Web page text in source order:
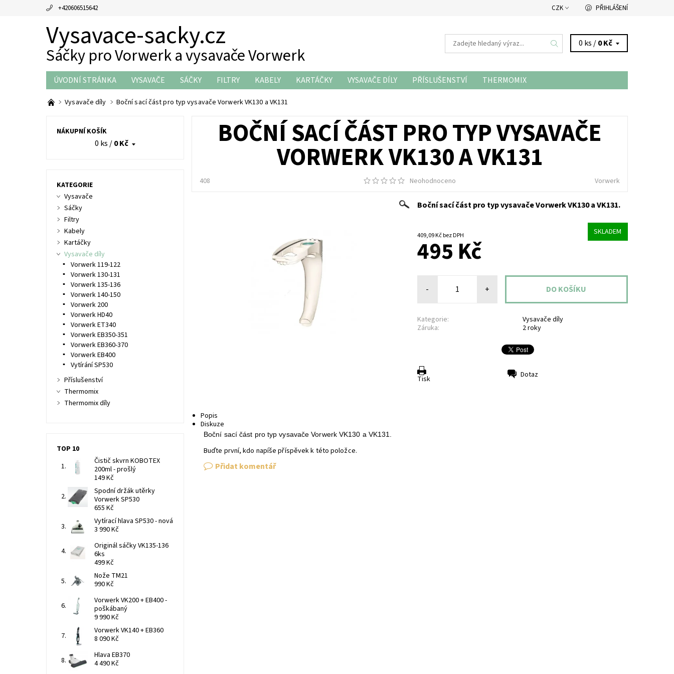
+420606515642 CZK PŘIHLÁŠENÍ
Vysavace-sacky.cz
Sáčky pro Vorwerk a vysavače Vorwerk
0 ks /0 Kč
ÚVODNÍ STRÁNKA VYSAVAČE SÁČKY FILTRY KABELY KARTÁČKY VYSAVAČE DÍLY PŘÍSLUŠENSTVÍ
THERMOMIX
THERMOMIX DÍLY
OBCHODNÍ PODMÍNKY KONTAKTY
Vysavače díly Boční sací část pro typ vysavače Vorwerk VK130 a VK131
BOČNÍ SACÍ ČÁST PRO TYP VYSAVAČE
VORWERK VK130 A VK131
408 Neohodnoceno Vorwerk
Boční sací část pro typ vysavače Vorwerk VK130 a VK131.
409,09 Kč bez DPH SKLADEM
495 Kč
- +
Kategorie:
Vysavače díly
Záruka:
2 roky
Tisk Dotaz
Popis
Diskuze
Boční sací část pro typ vysavače Vorwerk VK130 a VK131.
Buďte první, kdo napíše příspěvek k této položce.
Přidat komentář
NÁKUPNÍ KOŠÍK
0 ks /0 Kč
KATEGORIE
Vysavače
Sáčky
Filtry
Kabely
Kartáčky
Vysavače díly
Vorwerk 119-122
Vorwerk 130-131
Vorwerk 135-136
Vorwerk 140-150
Vorwerk 200
Vorwerk HD40
Vorwerk ET340
Vorwerk EB350-351
Vorwerk EB360-370
Vorwerk EB400
Vytírání SP530
Příslušenství
Thermomix
Thermomix díly
TOP 10
Čistič skvrn KOBOTEX
200ml - prošlý
149 Kč
Spodní držák utěrky
Vorwerk SP530
655 Kč
Vytírací hlava SP530 - nová
3 990 Kč
Originál sáčky VK135-136
6ks
499 Kč
Nože TM21
990 Kč
Vorwerk VK200 + EB400 -
poškábaný
9 990 Kč
Vorwerk VK140 + EB360
8 090 Kč
Hlava EB370
4 490 Kč